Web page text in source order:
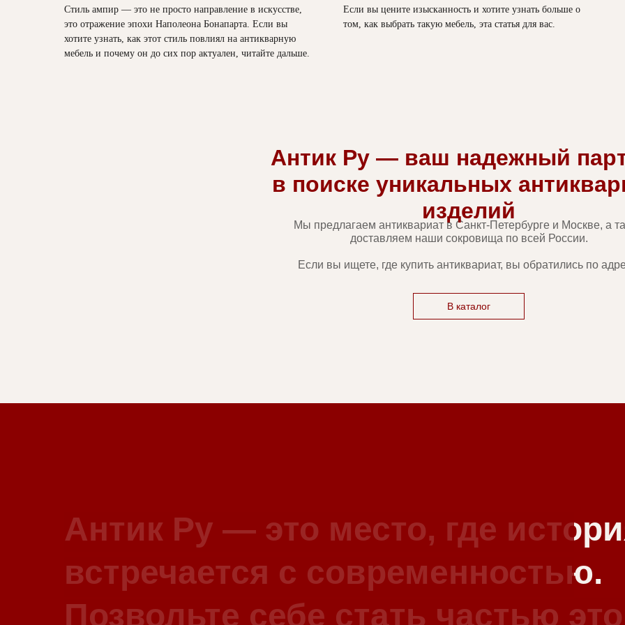
Стиль ампир — это не просто направление в искусстве,
это отражение эпохи Наполеона Бонапарта. Если вы
хотите узнать, как этот стиль повлиял на антикварную
мебель и почему он до сих пор актуален, читайте дальше.
Если вы цените изысканность и хотите узнать больше о
том, как выбрать такую мебель, эта статья для вас.
Мы предлагаем антиквариат в Санкт-Петербурге и Москве, а
доставляем наши сокровища по всей России.
Если вы ищете, где купить антиквариат, вы обратились по
Антик Ру — ваш надежный
в поиске уникальных
изделий
В каталог
Антик Ру — это место, где
встречается с современностью.
Позвольте себе стать частью